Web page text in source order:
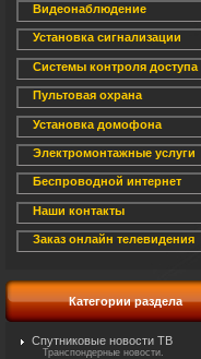
Видеонаблюдение
Установка сигнализации
Системы контроля доступа
Пультовая охрана
Установка домофона
Электромонтажные услуги
Беспроводной интернет
Наши контакты
Заказ онлайн телевидения
Категории раздела
Спутниковые новости ТВ
Транспондерные новости.